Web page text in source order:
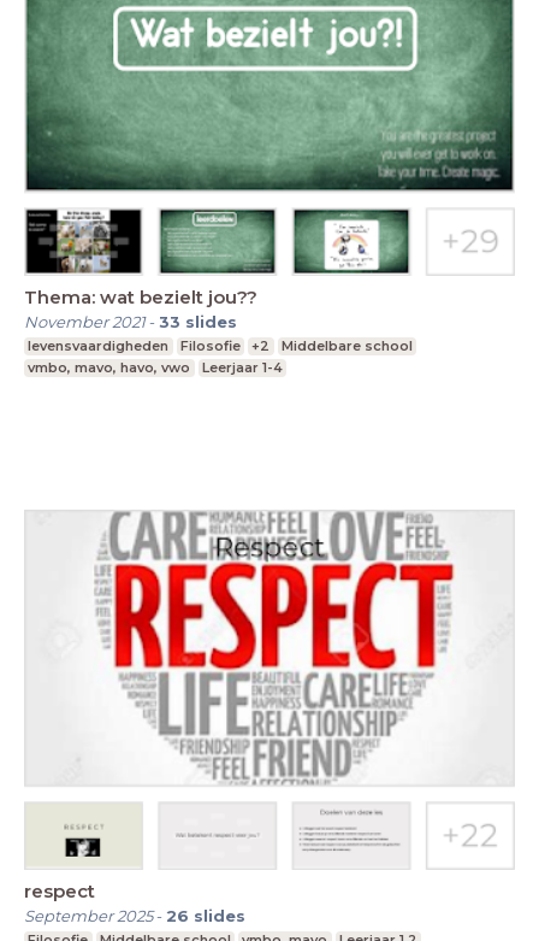
Thema: wat bezielt jou??
November 2021-33 slides
levensvaardigheden Filosofie +2
Middelbare school
vmbo, mavo, havo, vwo
Leerjaar 1-4
respect
September 2025- 26 slides